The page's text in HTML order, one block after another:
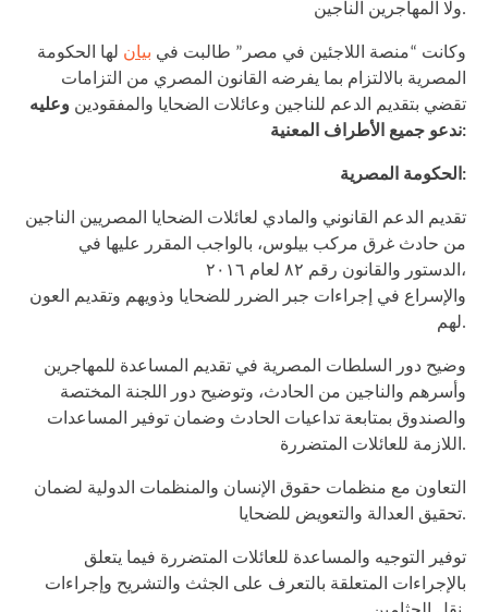
ولا المهاجرين الناجين.
وكانت “منصة اللاجئين في مصر” طالبت في بيان لها الحكومة
المصرية بالالتزام بما يفرضه القانون المصري من التزامات
تقضي بتقديم الدعم للناجين وعائلات الضحايا والمفقودين وعليه
ندعو جميع الأطراف المعنية:
الحكومة المصرية:
تقديم الدعم القانوني والمادي لعائلات الضحايا المصريين الناجين
من حادث غرق مركب بيلوس، بالواجب المقرر عليها في
الدستور والقانون رقم ٨٢ لعام ٢٠١٦،
والإسراع في إجراءات جبر الضرر للضحايا وذويهم وتقديم العون
لهم.
وضيح دور السلطات المصرية في تقديم المساعدة للمهاجرين
وأسرهم والناجين من الحادث، وتوضيح دور اللجنة المختصة
والصندوق بمتابعة تداعيات الحادث وضمان توفير المساعدات
اللازمة للعائلات المتضررة.
التعاون مع منظمات حقوق الإنسان والمنظمات الدولية لضمان
تحقيق العدالة والتعويض للضحايا.
توفير التوجيه والمساعدة للعائلات المتضررة فيما يتعلق
بالإجراءات المتعلقة بالتعرف على الجثث والتشريح وإجراءات